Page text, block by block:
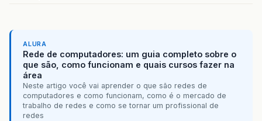
ALURA
Rede de computadores: um guia completo sobre o
que são, como funcionam e quais cursos fazer na
área
Neste artigo você vai aprender o que são redes de
computadores e como funcionam, como é o mercado de
trabalho de redes e como se tornar um profissional de
redes